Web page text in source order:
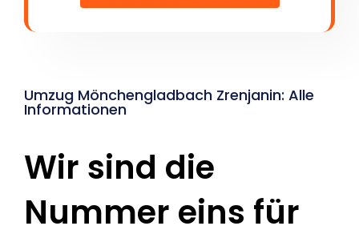
Umzug Mönchengladbach Zrenjanin: Alle
Informationen
Wir sind die
Nummer eins für